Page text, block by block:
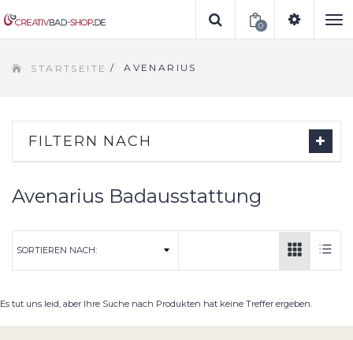
0
STARTSEITE / AVENARIUS
FILTERN NACH
Avenarius Badausstattung
Es tut uns leid, aber Ihre Suche nach Produkten hat keine Treffer ergeben.